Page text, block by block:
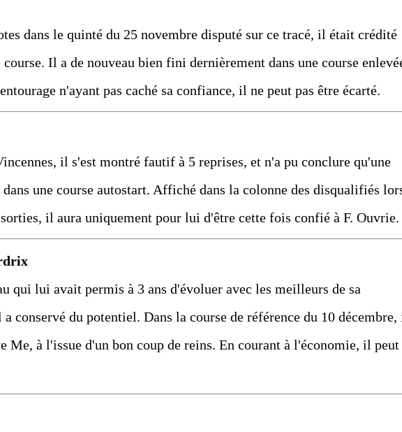
dans le quinté du 25 novembre disputé sur ce tracé, il était crédité
Il a de nouveau bien fini dernièrement dans une course
n'ayant pas caché sa confiance, il ne peut pas être écarté.
il s'est montré fautif à 5 reprises, et n'a pu conclure qu'une
une course autostart. Affiché dans la colonne des disqualifiés
sorties, il aura uniquement pour lui d'être cette fois confié à F. Ouvrie.
qui lui avait permis à 3 ans d'évoluer avec les meilleurs de sa
conservé du potentiel. Dans la course de référence du 10
Me, à l'issue d'un bon coup de reins. En courant à l'économie, il peut